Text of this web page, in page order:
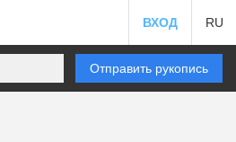
ВХОД RU
Отправить рукопись